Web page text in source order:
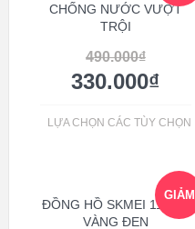
CHỐNG NƯỚC VƯỢT
TRỘI
490.000₫
330.000₫
LỰA CHỌN CÁC TÙY CHỌN
GIẢM
ĐỒNG HỒ SKMEI 1163 –
VÀNG ĐEN